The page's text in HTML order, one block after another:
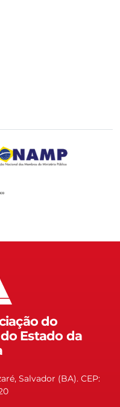
do
Estado da
Salvador (BA). CEP: